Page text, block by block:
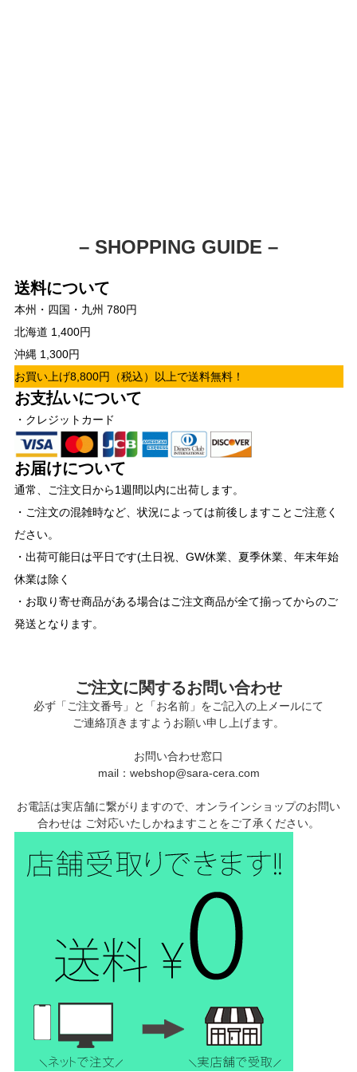
– SHOPPING GUIDE –
送料について
本州・四国・九州 780円
北海道 1,400円
沖縄 1,300円
お買い上げ8,800円（税込）以上で送料無料！
お支払いについて
・クレジットカード
お届けについて
通常、ご注文日から1週間以内に出荷します。
・ご注文の混雑時など、状況によっては前後しますことご注意く
ださい。
・出荷可能日は平日です(土日祝、GW休業、夏季休業、年末年始
休業は除く
・お取り寄せ商品がある場合はご注文商品が全て揃ってからのご
発送となります。
ご注文に関するお問い合わせ
必ず「ご注文番号」と「お名前」をご記入の上メールにて
ご連絡頂きますようお願い申し上げます。
お問い合わせ窓口
mail：webshop@sara-cera.com
お電話は実店舗に繋がりますので、オンラインショップのお問い
合わせは ご対応いたしかねますことをご了承ください。